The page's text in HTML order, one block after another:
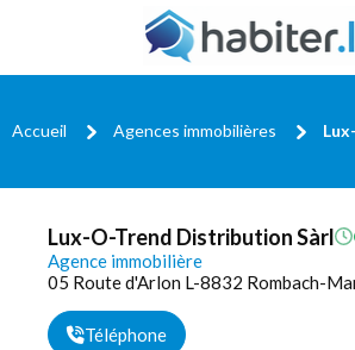
Accueil Agences immobilières
Lux-O-Trend Distribution Sàrl
Agence immobilière
05 Route d'Arlon L-8832 Rombach-
Téléphone